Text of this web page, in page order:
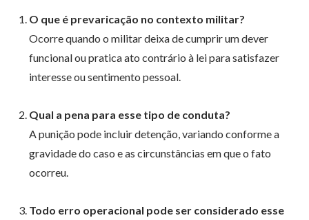
O que é prevaricação no contexto militar?
Ocorre quando o militar deixa de cumprir um dever
funcional ou pratica ato contrário à lei para satisfazer
interesse ou sentimento pessoal.
Qual a pena para esse tipo de conduta?
A punição pode incluir detenção, variando conforme a
gravidade do caso e as circunstâncias em que o fato
ocorreu.
Todo erro operacional pode ser considerado esse